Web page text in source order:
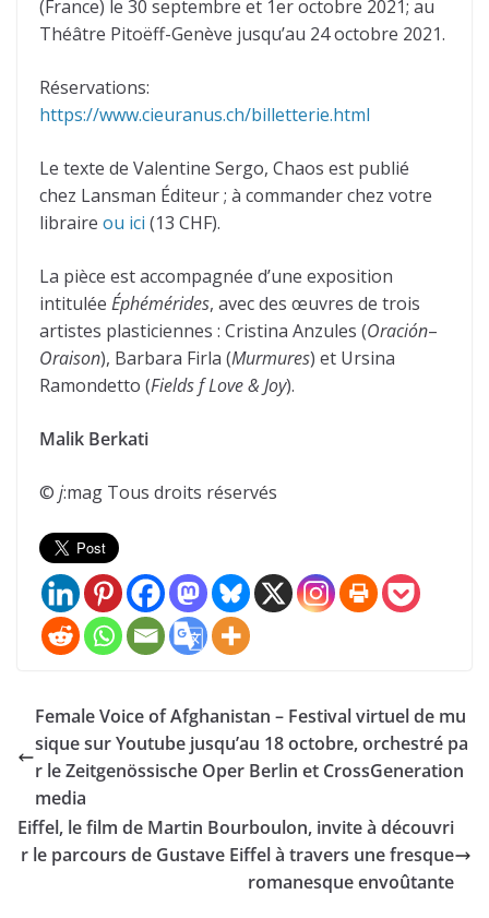
(France) le 30 septembre et 1er octobre 2021; au
Théâtre Pitoëff-Genève jusqu’au 24 octobre 2021.
Réservations:
https://www.cieuranus.ch/billetterie.html
Le texte de Valentine Sergo, Chaos est publié
chez Lansman Éditeur ; à commander chez votre
libraire ou ici (13 CHF).
La pièce est accompagnée d’une exposition
intitulée Éphémérides, avec des œuvres de trois
artistes plasticiennes : Cristina Anzules (Oración–
Oraison), Barbara Firla (Murmures) et Ursina
Ramondetto (Fields f Love & Joy).
Malik Berkati
© j:mag Tous droits réservés
Female Voice of Afghanistan – Festival virtuel de mu
sique sur Youtube jusqu’au 18 octobre, orchestré pa
r le Zeitgenössische Oper Berlin et CrossGeneration
media
Eiffel, le film de Martin Bourboulon, invite à découvri
r le parcours de Gustave Eiffel à travers une fresque
romanesque envoûtante